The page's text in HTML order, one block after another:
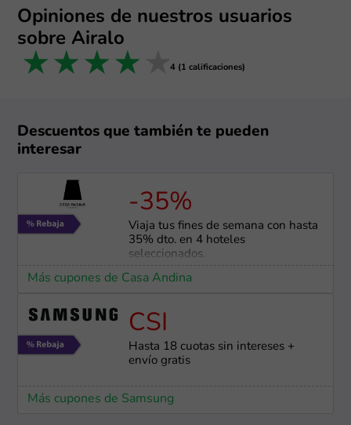
Opiniones de nuestros usuarios
sobre Airalo
5 stars
4 stars
3 stars
2 stars
1 star 4 (1 calificaciones)
Descuentos que también te pueden
interesar
-35%
Viaja tus fines de semana con hasta
35% dto. en 4 hoteles
seleccionados.
Más cupones de Casa Andina
CSI
Hasta 18 cuotas sin intereses +
envío gratis
Más cupones de Samsung